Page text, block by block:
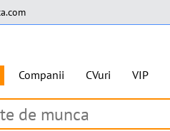
Companii CVuri VIP